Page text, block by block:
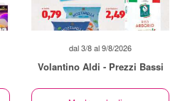
dal 3/8 al 9/8/2026
Volantino Aldi - Prezzi Bassi